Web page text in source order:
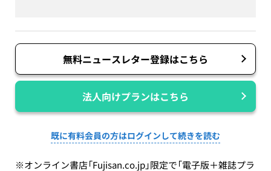
無料ニュースレター登録はこちら
法人向けプランはこちら
既に有料会員の方はログインして続きを読む
※オンライン書店「Fujisan.co.jp」限定で「電子版＋雑誌プラ